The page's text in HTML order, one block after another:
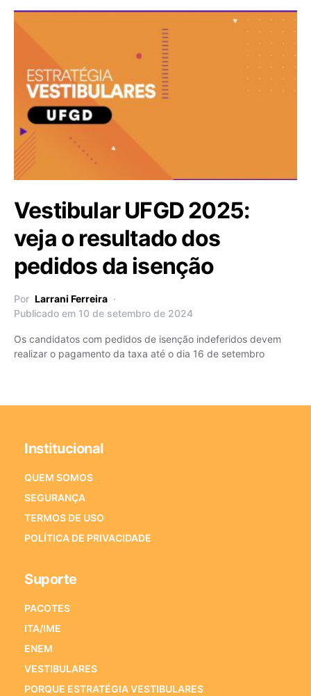
Vestibular UFGD 2025:
veja o resultado dos
pedidos da isenção
Por Larrani Ferreira
Publicado em 10 de setembro de 2024
Os candidatos com pedidos de isenção indeferidos devem
realizar o pagamento da taxa até o dia 16 de setembro
Institucional
QUEM SOMOS
SEGURANÇA
TERMOS DE USO
POLÍTICA DE PRIVACIDADE
Suporte
PACOTES
ITA/IME
ENEM
VESTIBULARES
PORQUE ESTRATÉGIA VESTIBULARES